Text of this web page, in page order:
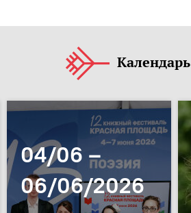
Календарь
04/06 –
06/06/2026